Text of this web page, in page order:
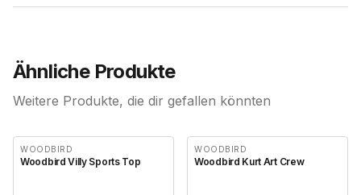
Ähnliche Produkte
Weitere Produkte, die dir gefallen könnten
WOODBIRD
Woodbird Villy Sports Top
WOODBIRD
Woodbird Kurt Art Crew